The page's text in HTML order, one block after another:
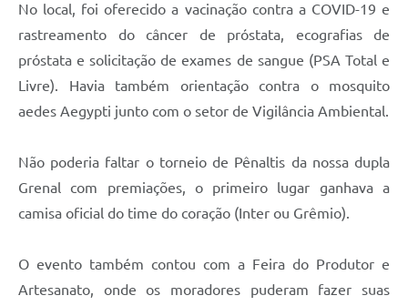
No local, foi oferecido a vacinação contra a COVID-19 e
rastreamento do câncer de próstata, ecografias de
próstata e solicitação de exames de sangue (PSA Total e
Livre). Havia também orientação contra o mosquito
aedes Aegypti junto com o setor de Vigilância Ambiental.
Não poderia faltar o torneio de Pênaltis da nossa dupla
Grenal com premiações, o primeiro lugar ganhava a
camisa oficial do time do coração (Inter ou Grêmio).
O evento também contou com a Feira do Produtor e
Artesanato, onde os moradores puderam fazer suas